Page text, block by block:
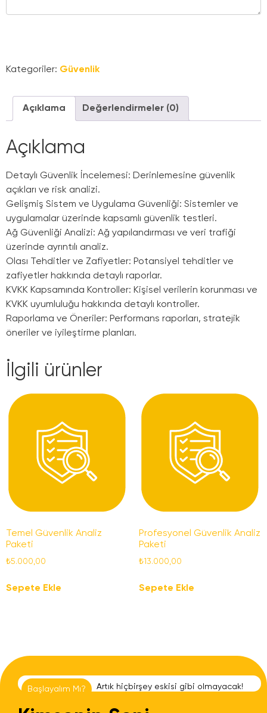
Kategoriler: Güvenlik
Açıklama Değerlendirmeler (0)
Açıklama
Detaylı Güvenlik İncelemesi: Derinlemesine güvenlik
açıkları ve risk analizi.
Gelişmiş Sistem ve Uygulama Güvenliği: Sistemler ve
uygulamalar üzerinde kapsamlı güvenlik testleri.
Ağ Güvenliği Analizi: Ağ yapılandırması ve veri trafiği
üzerinde ayrıntılı analiz.
Olası Tehditler ve Zafiyetler: Potansiyel tehditler ve
zafiyetler hakkında detaylı raporlar.
KVKK Kapsamında Kontroller: Kişisel verilerin korunması ve
KVKK uyumluluğu hakkında detaylı kontroller.
Raporlama ve Öneriler: Performans raporları, stratejik
öneriler ve iyileştirme planları.
İlgili ürünler
Temel Güvenlik Analiz
Paketi
₺5.000,00
Sepete Ekle
Profesyonel Güvenlik Analiz
Paketi
₺13.000,00
Sepete Ekle
Başlayalım Mı? Artı k hiçbirşey es kisi gi bi o mayaca k!